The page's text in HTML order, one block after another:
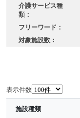
介護サービス種
類：
フリーワード：
対象施設数：
表示件数
施設種類